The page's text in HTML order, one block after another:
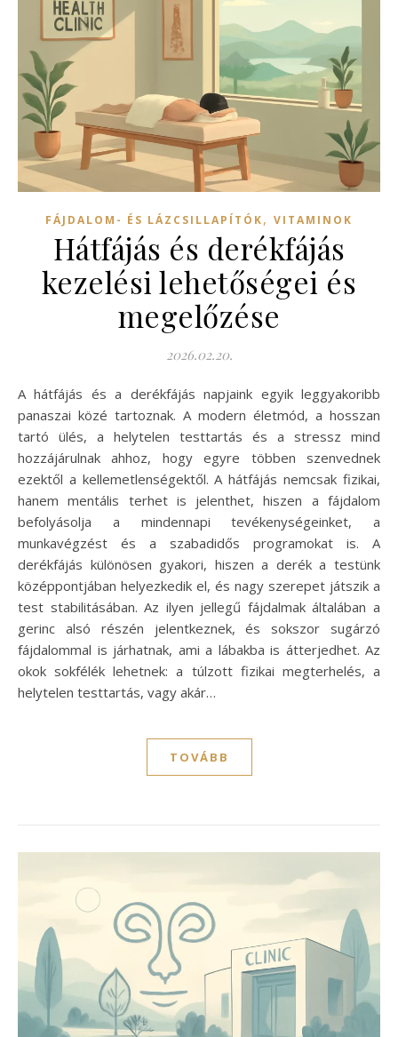
FÁJDALOM- ÉS LÁZCSILLAPÍTÓK, VITAMINOK
Hátfájás és derékfájás
kezelési lehetőségei és
megelőzése
2026.02.20.
A hátfájás és a derékfájás napjaink egyik leggyakoribb
panaszai közé tartoznak. A modern életmód, a hosszan
tartó ülés, a helytelen testtartás és a stressz mind
hozzájárulnak ahhoz, hogy egyre többen szenvednek
ezektől a kellemetlenségektől. A hátfájás nemcsak fizikai,
hanem mentális terhet is jelenthet, hiszen a fájdalom
befolyásolja a mindennapi tevékenységeinket, a
munkavégzést és a szabadidős programokat is. A
derékfájás különösen gyakori, hiszen a derék a testünk
középpontjában helyezkedik el, és nagy szerepet játszik a
test stabilitásában. Az ilyen jellegű fájdalmak általában a
gerinc alsó részén jelentkeznek, és sokszor sugárzó
fájdalommal is járhatnak, ami a lábakba is átterjedhet. Az
okok sokfélék lehetnek: a túlzott fizikai megterhelés, a
helytelen testtartás, vagy akár…
TOVÁBB